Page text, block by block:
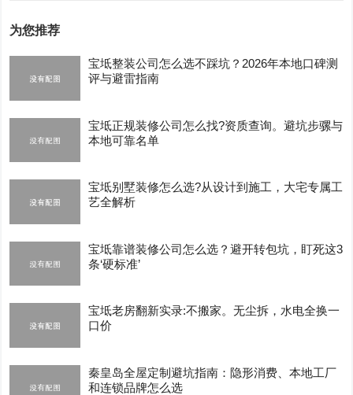
为您推荐
宝坻整装公司怎么选不踩坑？2026年本地口碑测
评与避雷指南
宝坻正规装修公司怎么找?资质查询。避坑步骡与
本地可靠名单
宝坻别墅装修怎么选?从设计到施工，大宅专属工
艺全解析
宝坻靠谱装修公司怎么选？避开转包坑，盯死这3
条‘硬标准’
宝坻老房翻新实录:不搬家。无尘拆，水电全换一
口价
秦皇岛全屋定制避坑指南：隐形消费、本地工厂
和连锁品牌怎么选